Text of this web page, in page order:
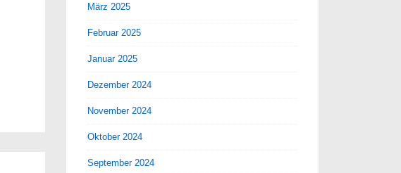
März 2025
Februar 2025
Januar 2025
Dezember 2024
November 2024
Oktober 2024
September 2024